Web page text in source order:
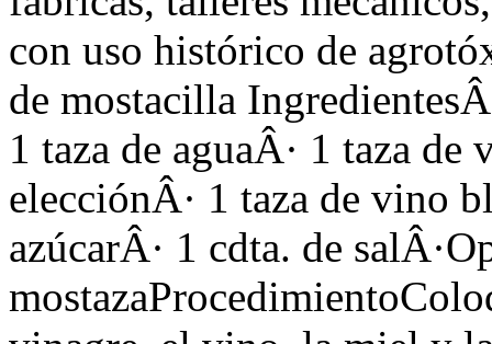
con uso histórico de
de mostacilla
1 taza de aguaÂ· 1 taza de
elecciónÂ· 1 taza de vino
azúcarÂ· 1 cdta. de